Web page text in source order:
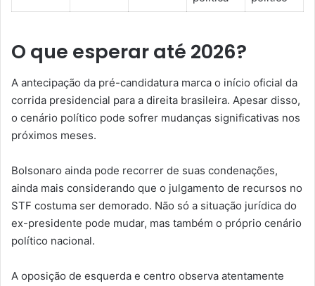
O que esperar até 2026?
A antecipação da pré-candidatura marca o início oficial da
corrida presidencial para a direita brasileira. Apesar disso,
o cenário político pode sofrer mudanças significativas nos
próximos meses.
Bolsonaro ainda pode recorrer de suas condenações,
ainda mais considerando que o julgamento de recursos no
STF costuma ser demorado. Não só a situação jurídica do
ex-presidente pode mudar, mas também o próprio cenário
político nacional.
A oposição de esquerda e centro observa atentamente